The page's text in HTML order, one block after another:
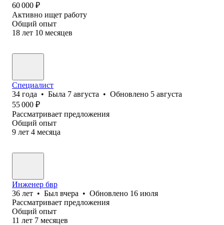
60 000 ₽
Активно ищет работу
Общий опыт
18 лет 10 месяцев
Специалист
34 года • Была 7 августа • Обновлено 5 августа
55 000 ₽
Рассматривает предложения
Общий опыт
9 лет 4 месяца
Инженер бвр
36 лет • Был вчера • Обновлено 16 июля
Рассматривает предложения
Общий опыт
11 лет 7 месяцев